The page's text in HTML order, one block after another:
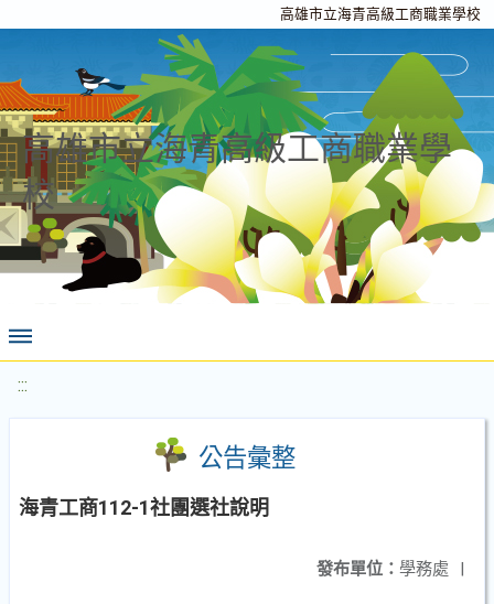
高雄市立海青高級工商職業學校
高雄市立海青高級工商職業學
校
:::
公告彙整
海青工商112-1社團選社說明
發布單位： 學務處 |